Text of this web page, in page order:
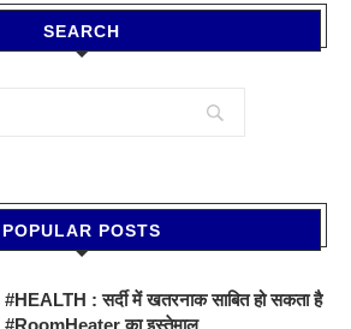
SEARCH
POPULAR POSTS
#HEALTH : सर्दी में खतरनाक साबित हो सकता है
#RoomHeater का इस्तेमाल